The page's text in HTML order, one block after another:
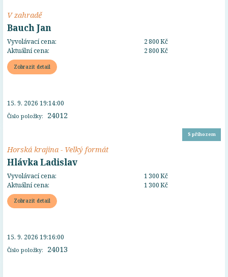
V zahradě
Bauch Jan
Vyvolávací cena:
2 800 Kč
Aktuální cena:
2 800 Kč
Zobrazit detail
Číslo položky: 24012
15. 9. 2026 19:14:00
S příhozem
Horská krajina - Velký formát
Hlávka Ladislav
Vyvolávací cena:
1 300 Kč
Aktuální cena:
1 300 Kč
Zobrazit detail
Číslo položky: 24013
15. 9. 2026 19:16:00